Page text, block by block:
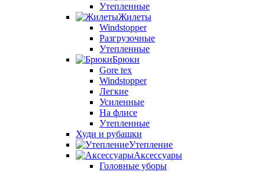
Утепленные
Жилеты
Windstopper
Разгрузочные
Утепленные
Брюки
Gore tex
Windstopper
Легкие
Усиленные
На флисе
Утепленные
Худи и рубашки
Утепление
Аксессуары
Головные уборы